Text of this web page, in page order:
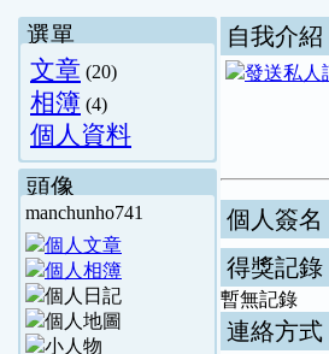
選單
文章 (20)
相簿 (4)
個人資料
頭像
manchunho741
自我介紹
個人簽名
得獎記錄
暫無記錄
連絡方式